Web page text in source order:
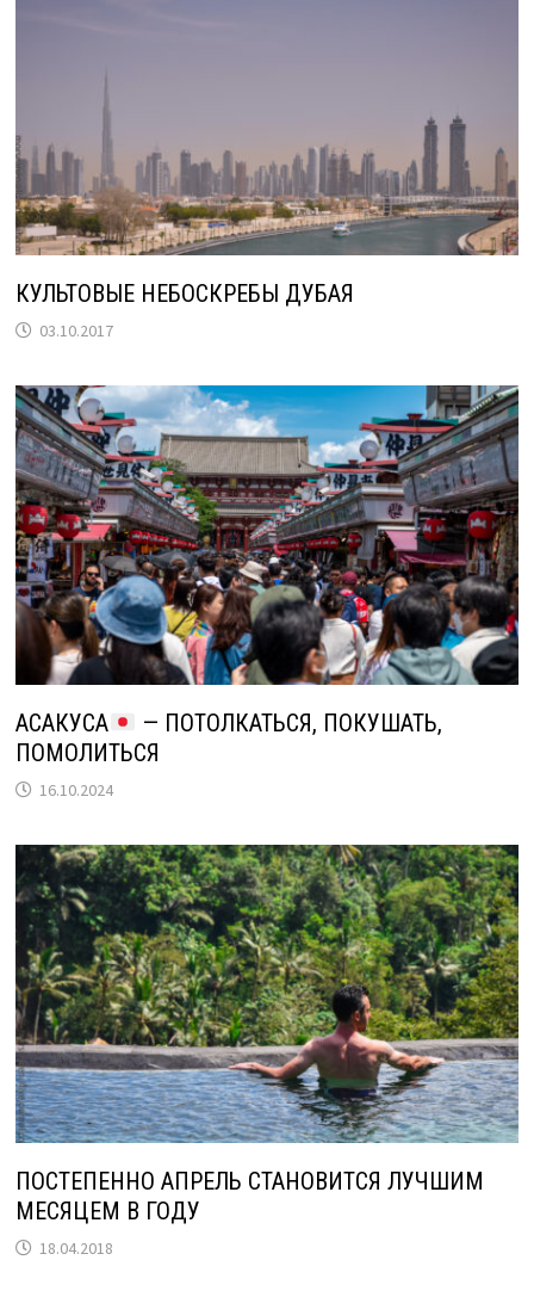
КУЛЬТОВЫЕ НЕБОСКРЕБЫ ДУБАЯ
03.10.2017
АСАКУСА
— ПОТОЛКАТЬСЯ, ПОКУШАТЬ,
ПОМОЛИТЬСЯ
16.10.2024
ПОСТЕПЕННО АПРЕЛЬ СТАНОВИТСЯ ЛУЧШИМ
МЕСЯЦЕМ В ГОДУ
18.04.2018